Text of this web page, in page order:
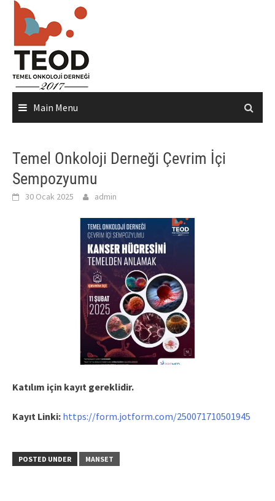
content
Main Menu
Temel Onkoloji Derneği Çevrim İçi
Sempozyumu
30 Ocak 2025 admin
Katılım için kayıt gereklidir.
Kayıt Linki: https://form.jotform.com/250071710501945
POSTED UNDER MANSET